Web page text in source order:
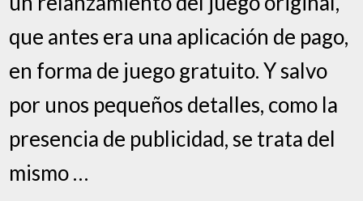
que antes era una aplicación de pago,
en forma de juego gratuito. Y salvo
por unos pequeños detalles, como la
presencia de publicidad, se trata del
mismo …